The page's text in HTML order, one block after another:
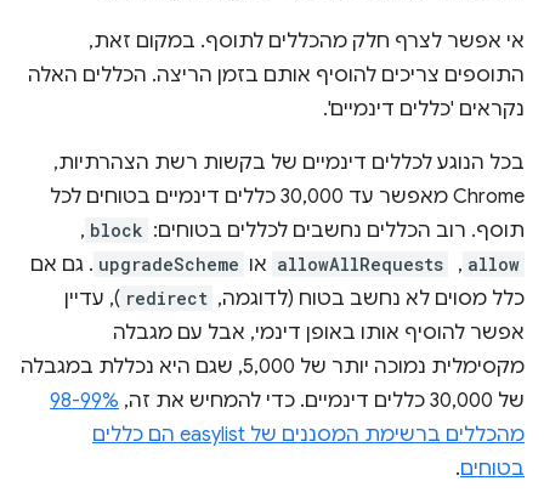
אי אפשר לצרף חלק מהכללים לתוסף. במקום זאת,
התוספים צריכים להוסיף אותם בזמן הריצה. הכללים האלה
נקראים 'כללים דינמיים'.
בכל הנוגע לכללים דינמיים של בקשות רשת הצהרתיות,
Chrome מאפשר עד 30,000 כללים דינמיים בטוחים לכל
תוסף. רוב הכללים נחשבים לכללים בטוחים: block
, ‏
allow
, ‏
allowAllRequests או upgradeScheme . גם אם
כלל מסוים לא נחשב בטוח (לדוגמה, redirect ), עדיין
אפשר להוסיף אותו באופן דינמי, אבל עם מגבלה
מקסימלית נמוכה יותר של 5,000, שגם היא נכללת במגבלה
של 30,000 כללים דינמיים. כדי להמחיש את זה,
98-99%
מהכללים ברשימת המסננים של easylist הם כללים
בטוחים.